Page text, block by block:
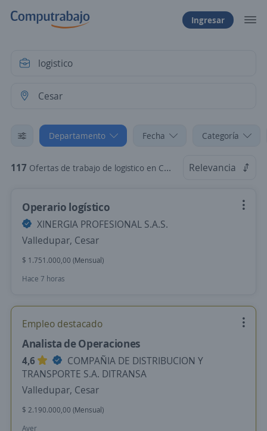
Ingresar
Departamento Fecha Categoría
117 Ofertas de trabajo de logistico en Cesar Relevancia
Operario logístico
XINERGIA PROFESIONAL S.A.S.
Valledupar, Cesar
$ 1.751.000,00 (Mensual)
Hace 7 horas
Empleo destacado
Analista de Operaciones
4,6
COMPAÑIA DE DISTRIBUCION Y
TRANSPORTE S.A. DITRANSA
Valledupar, Cesar
$ 2.190.000,00 (Mensual)
Ayer